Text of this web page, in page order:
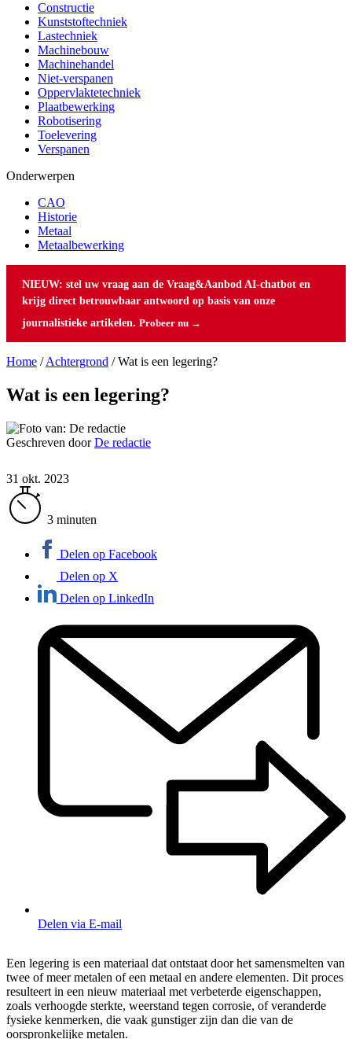
Constructie
Kunststoftechniek
Lastechniek
Machinebouw
Machinehandel
Niet-verspanen
Oppervlaktetechniek
Plaatbewerking
Robotisering
Toelevering
Verspanen
Onderwerpen
CAO
Historie
Metaal
Metaalbewerking
NIEUW: stel uw vraag aan de Vraag&Aanbod AI-chatbot en
krijg direct betrouwbaar antwoord op basis van onze
journalistieke artikelen. Probeer nu →
Home /Achtergrond /Wat is een legering?
Wat is een legering?
Geschreven doorDe redactie
31 okt. 2023
3 minuten
Delen op Facebook
Delen op X
Delen op LinkedIn
Delen via E-mail
Een legering is een materiaal dat ontstaat door het samensmelten van
twee of meer metalen of een metaal en andere elementen. Dit proces
resulteert in een nieuw materiaal met verbeterde eigenschappen,
zoals verhoogde sterkte, weerstand tegen corrosie, of veranderde
fysieke kenmerken, die vaak gunstiger zijn dan die van de
oorspronkelijke metalen.